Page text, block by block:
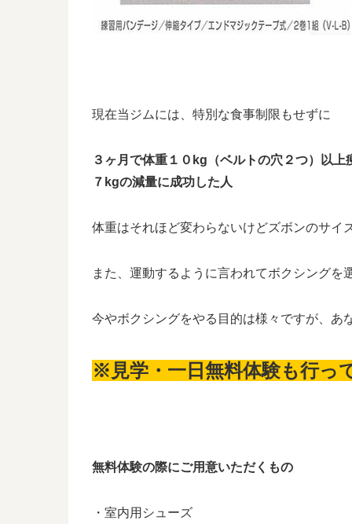
現在当ジムには、特別な食事制限もせずに
３ヶ月で体重１０kg（ベルトの穴２つ）以上
７kgの減量に成功した人
体重はそれほど変わらないけどズボンのサイ
また、運動するように言われてボクシング
今やボクシングをやる目的は様々ですが、あ
※見学・一日無料体験も行っ
無料体験の際にご用意いただくもの
・室内用シューズ